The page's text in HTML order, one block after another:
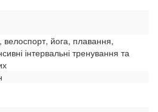
велоспорт, йога, плавання,
інтервальні тренування та